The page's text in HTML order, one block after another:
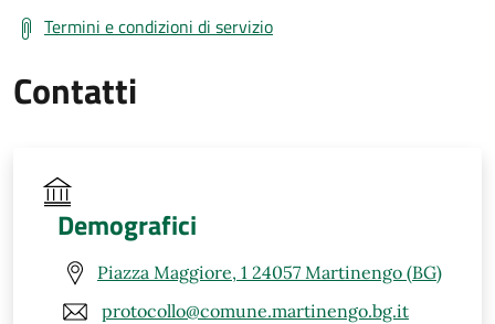
Termini e condizioni di servizio
Contatti
Demografici
Piazza Maggiore, 1 24057 Martinengo (BG)
protocollo@comune.martinengo.bg.it